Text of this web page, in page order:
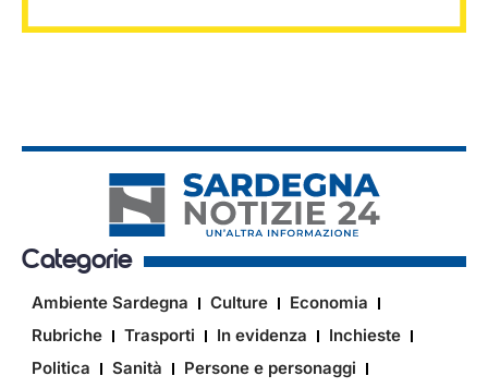
Categorie
Ambiente Sardegna Culture
Economia
Rubriche
Trasporti In evidenza
Inchieste
Politica
Sanità Persone e personaggi